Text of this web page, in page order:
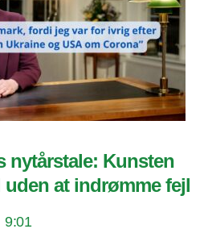
nytårstale: Kunsten
at indrømme fejl
9:01